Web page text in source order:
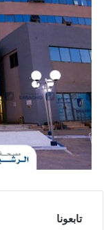
تابعونا